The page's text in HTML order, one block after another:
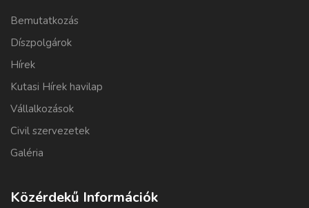
Bemutatkozás
Díszpolgárok
Hírek
Kutasi Hírek havilap
Vállalkozások
Civil szervezetek
Galéria
Közérdekű Információk